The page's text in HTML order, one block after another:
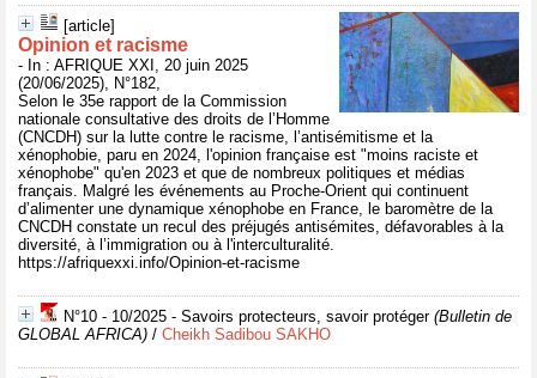
[article]
Opinion et racisme
- In : AFRIQUE XXI, 20 juin 2025
(20/06/2025), N°182,
Selon le 35e rapport de la Commission
nationale consultative des droits de l’Homme
(CNCDH) sur la lutte contre le racisme, l’antisémitisme et la
xénophobie, paru en 2024, l'opinion française est "moins raciste et
xénophobe" qu'en 2023 et que de nombreux politiques et médias
français. Malgré les événements au Proche-Orient qui continuent
d’alimenter une dynamique xénophobe en France, le baromètre de la
CNCDH constate un recul des préjugés antisémites, défavorables à la
diversité, à l’immigration ou à l'interculturalité.
https://afriquexxi.info/Opinion-et-racisme
N°10 - 10/2025 - Savoirs protecteurs, savoir protéger(Bulletin de
GLOBAL AFRICA) / Cheikh Sadibou SAKHO